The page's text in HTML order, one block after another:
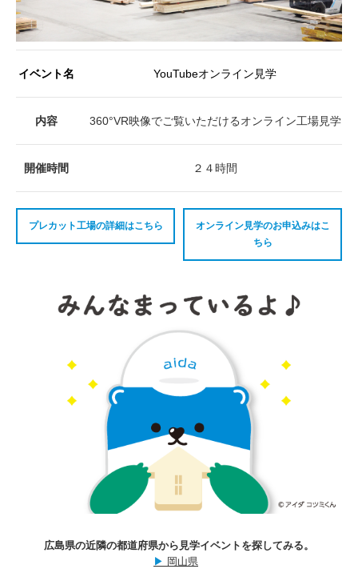
イベント名 YouTubeオンライン見学
内容 360°VR映像でご覧いただけるオンライン工場見学
開催時間 ２４時間
プレカット工場の詳細はこちら
オンライン見学のお申込みはこ
ちら
広島県の近隣の都道府県から見学イベントを探してみる。
▶ 岡山県